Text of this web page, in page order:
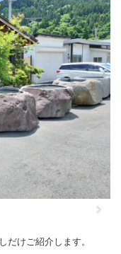
けご紹介します。